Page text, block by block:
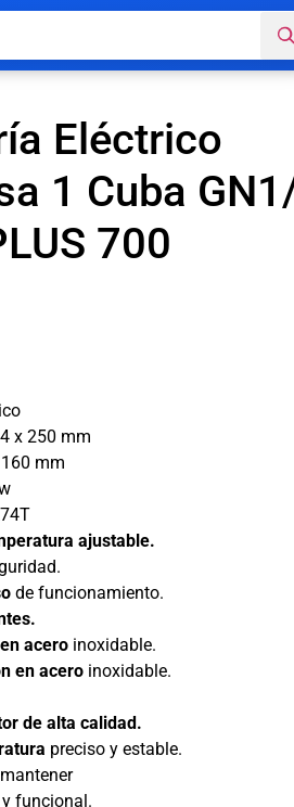
Eléctrico
1 Cuba
700
x 250 mm
mm
ajustable.
de funcionamiento.
aceroinoxidable.
en aceroinoxidable.
de alta calidad.
preciso y estable.
funcional.